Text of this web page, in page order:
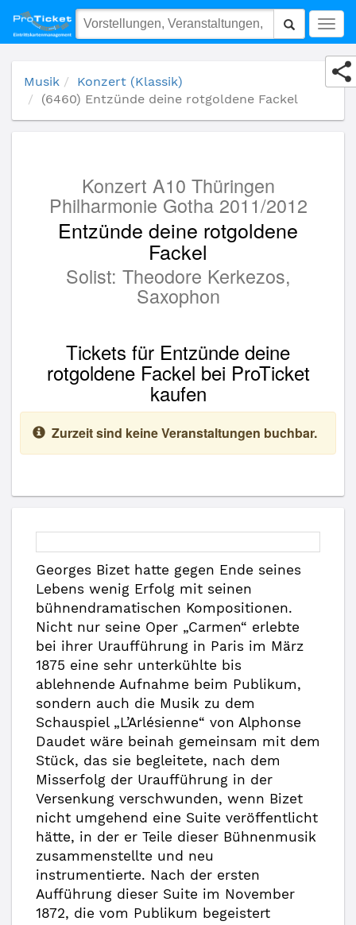
(6460) Entzünde deine rotgoldene Fackel
Musik
Konzert (Klassik)
(6460) Entzünde deine rotgoldene Fackel
Konzert A10 Thüringen
Philharmonie Gotha 2011/2012
Entzünde deine rotgoldene
Fackel
Solist: Theodore Kerkezos,
Saxophon
Tickets für Entzünde deine
rotgoldene Fackel bei ProTicket
kaufen
Zurzeit sind keine Veranstaltungen buchbar.
Georges Bizet hatte gegen Ende seines
Lebens wenig Erfolg mit seinen
bühnendramatischen Kompositionen.
Nicht nur seine Oper „Carmen“ erlebte
bei ihrer Uraufführung in Paris im März
1875 eine sehr unterkühlte bis
ablehnende Aufnahme beim Publikum,
sondern auch die Musik zu dem
Schauspiel „L’Arlésienne“ von Alphonse
Daudet wäre beinah gemeinsam mit dem
Stück, das sie begleitete, nach dem
Misserfolg der Uraufführung in der
Versenkung verschwunden, wenn Bizet
nicht umgehend eine Suite veröffentlicht
hätte, in der er Teile dieser Bühnenmusik
zusammenstellte und neu
instrumentierte. Nach der ersten
Aufführung dieser Suite im November
1872, die vom Publikum begeistert